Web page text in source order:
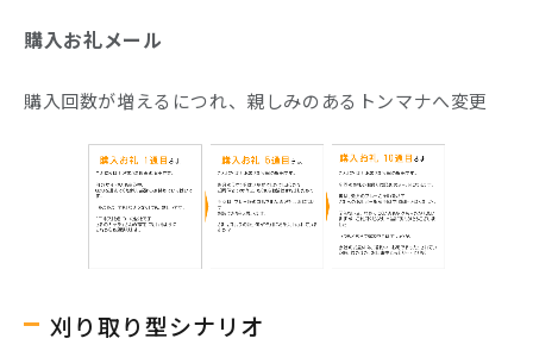
購入お礼メール
購入回数が増えるにつれ、親しみのあるトンマナへ変更
刈り取り型シナリオ